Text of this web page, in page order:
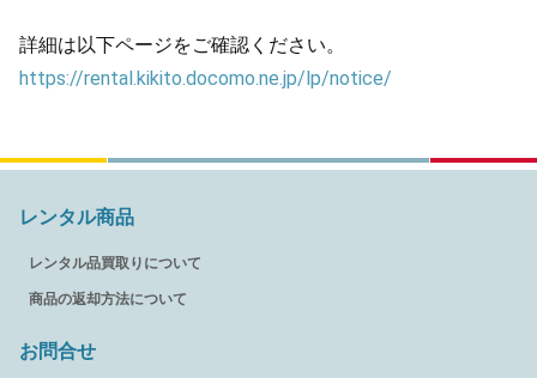
詳細は以下ページをご確認ください。
https://rental.kikito.docomo.ne.jp/lp/notice/
レンタル商品
レンタル品買取りについて
商品の返却方法について
お問合せ